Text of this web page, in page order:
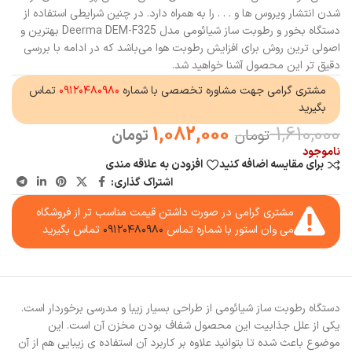
شدن انتشار ویروس ها و . . . را به همراه دارد. در چنین شرایطی استفاده از
دستگاه بخور و رطوبت ساز شیائومی مدل Deerma DEM-F325 بهترین و
اصولی ترین روش برای افزایش رطوبت هوا می‌باشد که در ادامه با بررسی
دقیق تر این محصول آشنا خواهید شد.
مشتری گرامی جهت مشاوره تخصصی با شماره ۰۹۱۲۰۴۸۰۹۸۰ تماس
بگیرید
1,610,000 تومان 1,082,000 تومان
ناموجود
برای مقایسه اضافه کنید
افزودن به علاقه مندی
اشتراک گذاری:
مشتری گرامی در صورت داشتن قیمت مناسب تر از فروشگاه
می وان استور با شماره تماس ۰۹۱۲۰۴۸۰۹۸۰ تماس بگیرید
دستگاه رطوبت ساز شیائومی از طراحی بسیار زیبا و مدرسی برخوردار است.
یکی از علل جذابیت این محصول شفاف بودن مخزن آن است. این
موضوع باعث شده تا بتوانید علاوه بر کاربرد آن استفاده ی زیبایی هم از آن